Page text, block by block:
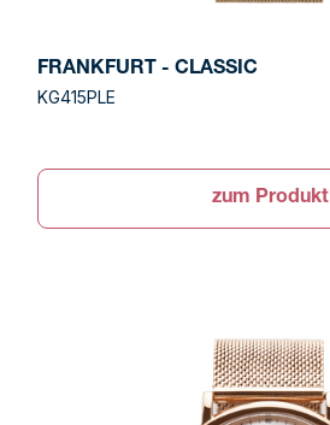
FRANKFURT - CLASSIC
KG415PLE
zum Produkt